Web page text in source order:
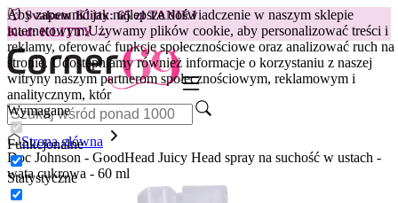
Aby zapewnić jak najlepsze doświadczenie w naszym sklepie
internetowym.Używamy plików cookie, aby personalizować treści i
reklamy, oferować funkcje społecznościowe oraz analizować ruch na
stronie. Udostępniamy również informacje o korzystaniu z naszej
witryny naszym partnerom społecznościowym, reklamowym i
analitycznym, któr
Wymagane
Funkcjonalne
Statystyczne
😽Svakom Klitty: 65 zł TANIEJ
Kod: KLITTY →
Strona główna
Doc Johnson - GoodHead Juicy Head spray na suchość w ustach -
wata cukrowa - 60 ml